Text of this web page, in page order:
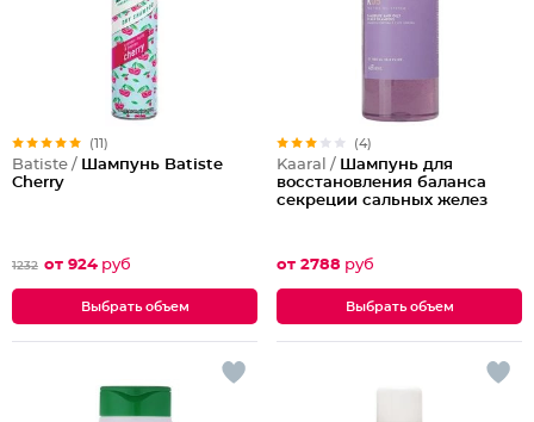
(11)
Batiste / Шампунь Batiste
Cherry
1232 от 924 руб
Выбрать объем
(4)
Kaaral / Шампунь для
восстановления баланса
секреции сальных желез
от 2788 руб
Выбрать объем